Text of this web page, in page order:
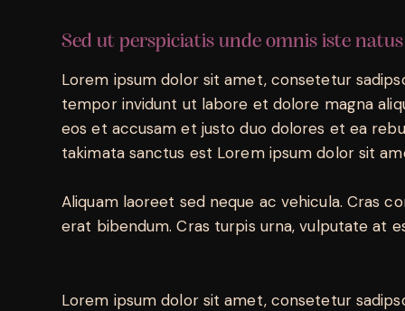
Sed ut perspiciatis unde omnis iste
Lorem ipsum dolor sit amet, consetetur
tempor invidunt ut labore et dolore magna
eos et accusam et justo duo dolores et ea
takimata sanctus est Lorem ipsum dolor sit
Aliquam laoreet sed neque ac vehicula. Cras
erat bibendum. Cras turpis urna, vulputate at
Lorem ipsum dolor sit amet, consetetur